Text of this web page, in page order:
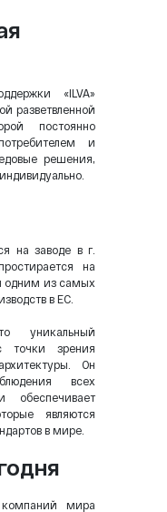
«ILVA»
разветвленной
постоянно
и
решения,
на заводе в г.
на
одним из самых
в ЕС.
точки зрения
Он
всех
обеспечивает
являются
в мире.
мира